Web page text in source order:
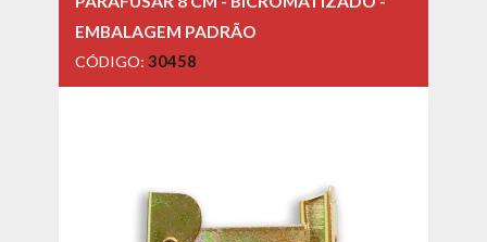
EMBALAGEM PADRÃO
CÓDIGO: 30458